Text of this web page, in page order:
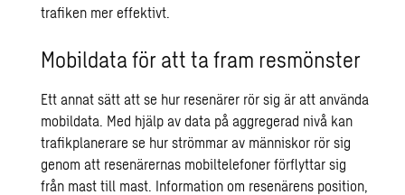
trafiken mer effektivt.
Mobildata för att ta fram resmönster
Ett annat sätt att se hur resenärer rör sig är att använda
mobildata. Med hjälp av data på aggregerad nivå kan
trafikplanerare se hur strömmar av människor rör sig
genom att resenärernas mobiltelefoner förflyttar sig
från mast till mast. Information om resenärens position,